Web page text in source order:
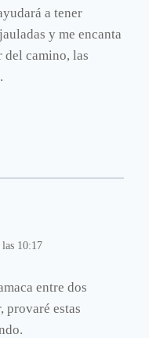
a tener
y me encanta
del camino, las
las 10:17
entre dos
provaré estas